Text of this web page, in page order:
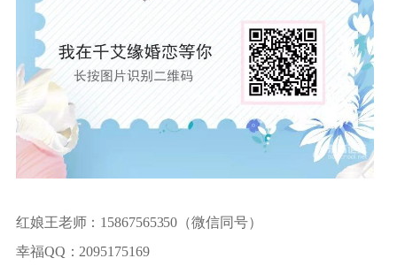
红娘王老师：15867565350（微信同号）
幸福QQ：2095175169